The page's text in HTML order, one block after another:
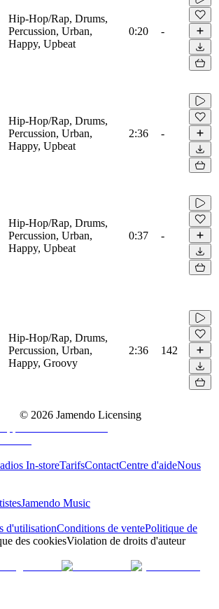
Hip-Hop/Rap, Drums,
Percussion, Urban,
Happy, Upbeat
0:20 -
Hip-Hop/Rap, Drums,
Percussion, Urban,
Happy, Upbeat
2:36 -
Hip-Hop/Rap, Drums,
Percussion, Urban,
Happy, Upbeat
0:37 -
Hip-Hop/Rap, Drums,
Percussion, Urban,
Happy, Groovy
2:36 142
© 2026 Jamendo Licensing
In-storeTarifsContactCentre d'aideNous
Jamendo Music
d'utilisationConditions de ventePolitique de
des cookiesViolation de droits d'auteur